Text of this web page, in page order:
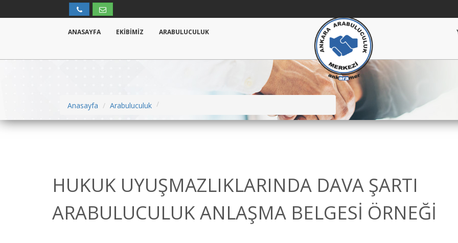
ANASAYFA EKİBİMİZ ARABULUCULUK
Anasayfa Arabuluculuk
HUKUK UYUŞMAZLIKLARINDA DAVA ŞARTI
ARABULUCULUK ANLAŞMA BELGESİ ÖRNEĞİ